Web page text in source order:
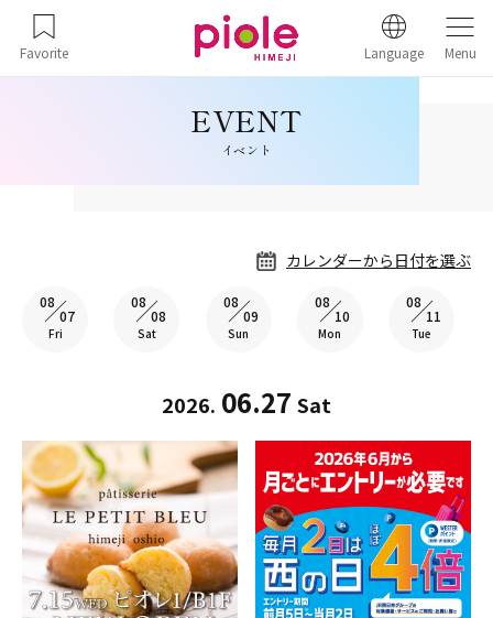
Favorite Language Menu
イベント
カレンダーから日付を選ぶ
08
07
Fri
08
08
Sat
08
09
Sun
08
10
Mon
08
11
Tue
2026. 06.27 Sat